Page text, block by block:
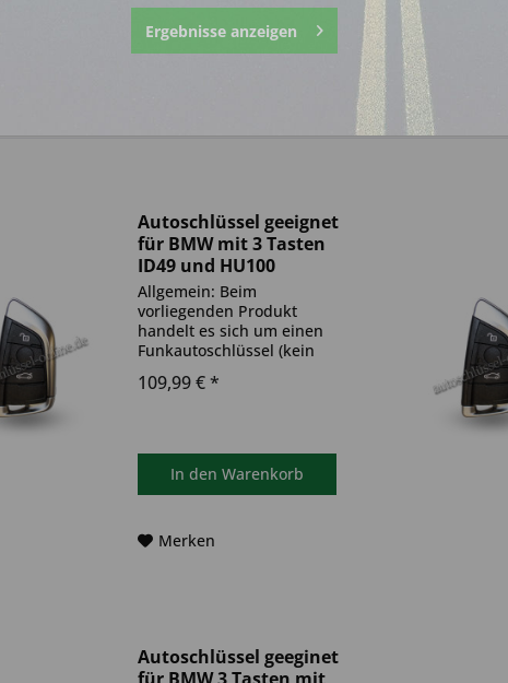
Autoschlüssel geeignet
für BMW mit 3 Tasten
ID49 und HU100
(Aftermarket Produkt)
Allgemein: Beim
vorliegenden Produkt
handelt es sich um einen
Funkautoschlüssel (kein
Wegfahrsperre
verbaut. Bitte achte darauf,
dass der Autoschlüssel
109,99 € *
In den Warenkorb
Merken
Autoschlüssel geeginet
Ergebnisse anzeigen